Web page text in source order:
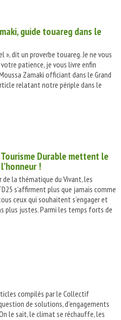
guide touareg dans le
», dit un proverbe touareg. Je ne vous
patience, je vous livre enfin
Zamaki officiant dans le Grand
relatant notre périple dans le
Durable mettent le
!
la thématique du Vivant, les
s’affirment plus que jamais comme
ceux qui souhaitent s’engager et
plus justes. Parmi les temps forts de
compilés par le Collectif
de solutions, d’engagements
le sait, le climat se réchauffe, les